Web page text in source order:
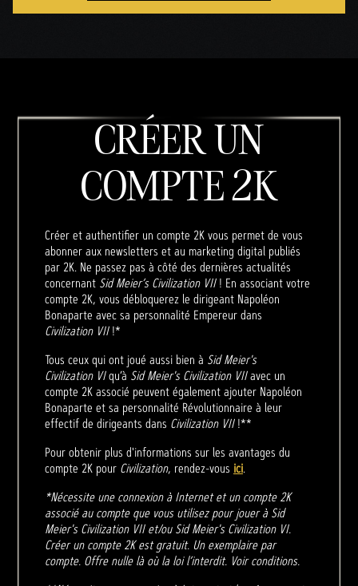
CRÉER UN
COMPTE 2K
Créer et authentifier un compte 2K vous permet de vous
abonner aux newsletters et au marketing digital publiés
par 2K. Ne passez pas à côté des dernières actualités
concernant Sid Meier’s Civilization VII! En associant votre
compte 2K, vous débloquerez le dirigeant Napoléon
Bonaparte avec sa personnalité Empereur dans
Civilization VII!*
Tous ceux qui ont joué aussi bien à Sid Meier's
Civilization VIqu’à Sid Meier's Civilization VIIavec un
compte 2K associé peuvent également ajouter Napoléon
Bonaparte et sa personnalité Révolutionnaire à leur
effectif de dirigeants dans Civilization VII!**
Pour obtenir plus d'informations sur les avantages du
compte 2K pour Civilization, rendez-vous ici.
*Nécessite une connexion à Internet et un compte 2K
associé au compte que vous utilisez pour jouer à Sid
Meier's Civilization VII et/ou Sid Meier's Civilization VI.
Créer un compte 2K est gratuit. Un exemplaire par
compte. Offre nulle là où la loi l’interdit. Voir conditions.